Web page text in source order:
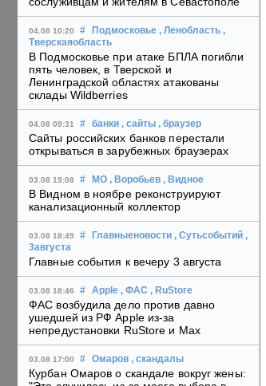
04.08 10:20 # Подмосковье , Ленобласть ,
Тверскаяобласть
В Подмосковье при атаке БПЛА погибли
пять человек, в Тверской и
Ленинградской областях атакованы
склады Wildberries
04.08 09:31 # банки , сайты , браузер
Сайты российских банков перестали
открываться в зарубежных браузерах
03.08 19:08 # МО , Воробьев , Видное
В Видном в ноябре реконструируют
канализационный коллектор
03.08 18:49 # Главныеновости , Сутьсобытий ,
3августа
Главные события к вечеру 3 августа
03.08 18:46 # Apple , ФАС , RuStore
ФАС возбудила дело против давно
ушедшей из РФ Apple из-за
непредустановки RuStore и Max
03.08 17:00 # Омаров , скандалы
Курбан Омаров о скандале вокруг жены: